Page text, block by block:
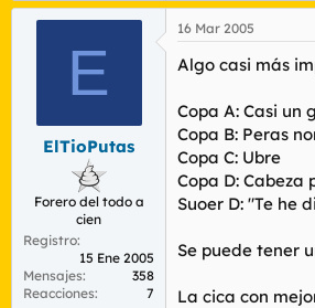
E
ElTioPutas
Forero del todo a
cien
Registro
15 Ene 2005
Mensajes
358
Reacciones
7
16 Mar 2005
Algo casi más
Copa A: Casi un
Copa B: Peras
Copa C: Ubre
Copa D: Cabeza
Suoer D: "Te he
Se puede tener
La cica con